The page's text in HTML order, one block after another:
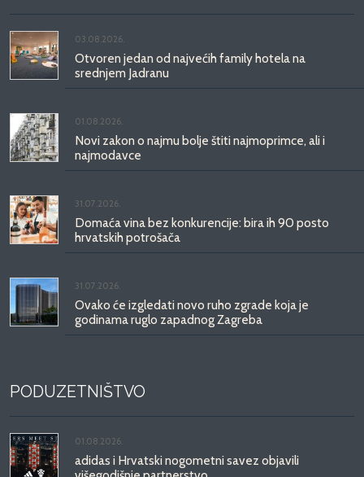
03.08.2026.
Otvoren jedan od najvećih family hotela na
srednjem Jadranu
01.08.2026.
Novi zakon o najmu bolje štiti najmoprimce, ali i
najmodavce
31.07.2026.
Domaća vina bez konkurencije: bira ih 90 posto
hrvatskih potrošača
31.07.2026.
Ovako će izgledati novo ruho zgrade koja je
godinama ruglo zapadnog Zagreba
PODUZETNIŠTVO
01.08.2026.
adidas i Hrvatski nogometni savez objavili